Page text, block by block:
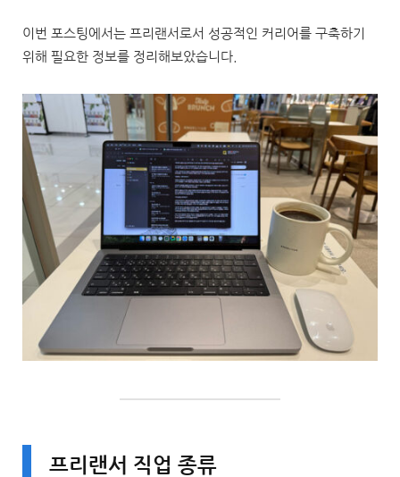
이번 포스팅에서는 프리랜서로서 성공적인 커리어를 구축하기
위해 필요한 정보를 정리해보았습니다.
프리랜서 직업 종류